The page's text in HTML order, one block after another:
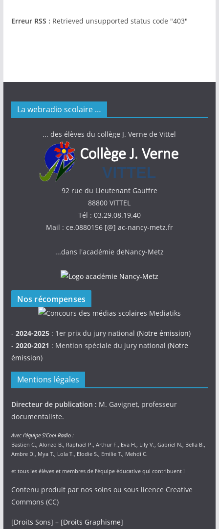
Erreur RSS : Retrieved unsupported status code "403"
La webradio scolaire …
... des élèves du collège J. Verne de Vittel
92 rue du Lieutenant Gauffre
88800 VITTEL
Tél : 03.29.08.19.40
Mail : ce.0880156 [@] ac-nancy-metz.fr
...dans l'académie deNancy-Metz
Nos récompenses
- 2024-2025: 1er prix du jury national (Notre émission)
- 2020-2021 : Mention spéciale du jury national (Notre
émission)
Mentions légales
Directeur de publication : M. Gavignet, professeur
documentaliste.
Avec l’équipe S’Cool Radio:
Bastien C., Alonzo B., Raphaël P., Arthur F., Eva H., Lily V., Gabriel N., Bella B.,
Ambre D., Mya T., Lola T., Elodie S., Emilie T., Mehdi C.
et tous les élèves et membres de l’équipe éducative qui contribuent !
Contenu produit par nos soins ou sous licence Creative
Commons (CC)
[Droits Sons] – [Droits Graphisme]